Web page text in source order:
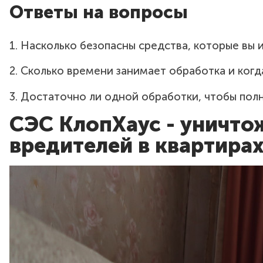
Ответы на вопросы
1. Насколько безопасны средства, которые вы
необходимо соблюдать простые рекомендации по
2. Сколько времени занимает обработка и
проветривания, в зависимости от применяемого
3. Достаточно ли одной обработки, чтобы
процедура. Мы предоставляем гарантию и
подробно вас проконсультируем!
СЭС КлопХаус -
вредителей в